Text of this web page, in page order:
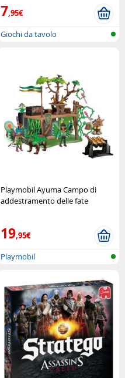
7,95€
Giochi da tavolo
Playmobil Ayuma Campo di
addestramento delle fate
19,95€
Playmobil